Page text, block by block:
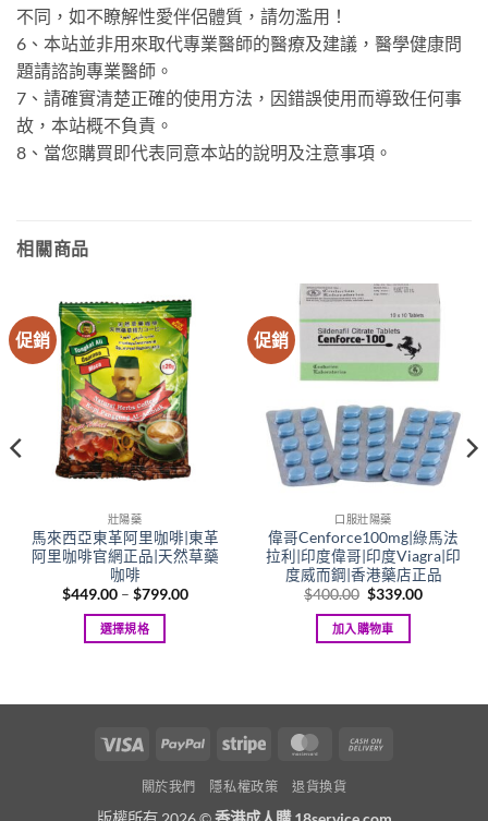
不同，如不瞭解性愛伴侶體質，請勿濫用！
6、本站並非用來取代專業醫師的醫療及建議，醫學健康問
題請諮詢專業醫師。
7、請確實清楚正確的使用方法，因錯誤使用而導致任何事
故，本站概不負責。
8、當您購買即代表同意本站的說明及注意事項。
相關商品
促銷
壯陽藥
馬來西亞東革阿里咖啡|東革
阿里咖啡官網正品|天然草藥
咖啡
$449.00 – $799.00Price
選擇規格
variants.
options
may
促銷
口服壯陽藥
偉哥Cenforce100mg|綠馬法
拉利|印度偉哥|印度Viagra|印
度威而鋼|香港藥店正品
$400.00 Original
was:
$400.00.
$339.00Current
加入購物車
Visa PayPal Stripe MasterCard
關於我們 隱私權政策 退貨換貨